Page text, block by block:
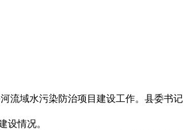
域水污染防治项目建设工作。县委书
情况。